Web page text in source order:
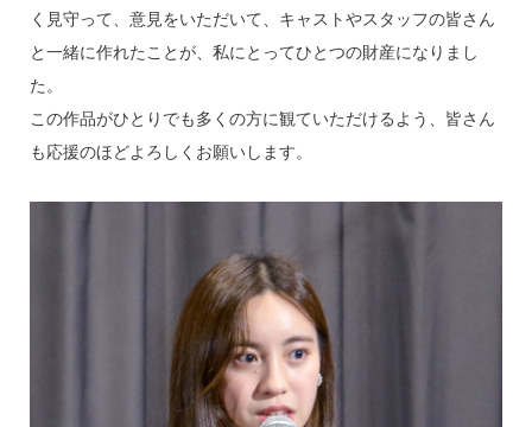
く見守って、意見をいただいて、キャストやスタッフの皆さん
と一緒に作れたことが、私にとってひとつの財産になりまし
た。
この作品がひとりでも多くの方に観ていただけるよう、皆さん
も応援のほどよろしくお願いします。